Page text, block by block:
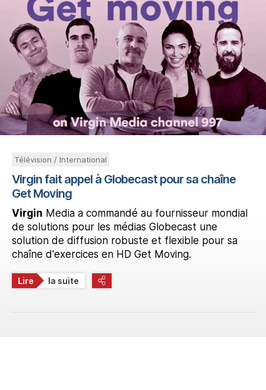
Télévision / International
Virgin fait appel à Globecast pour sa chaîne
Get Moving
Virgin Media a commandé au fournisseur mondial
de solutions pour les médias Globecast une
solution de diffusion robuste et flexible pour sa
chaîne d'exercices en HD Get Moving.
Lire la suite